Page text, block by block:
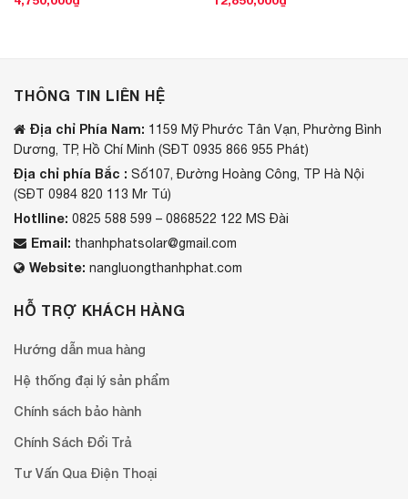
THÔNG TIN LIÊN HỆ
Địa chỉ Phía Nam: 1159 Mỹ Phước Tân Vạn, Phường Bình
Dương, TP, Hồ Chí Minh (SĐT 0935 866 955 Phát)
Địa chỉ phía Bắc : Số107, Đường Hoàng Công, TP Hà Nội
(SĐT 0984 820 113 Mr Tú)
Hotlline: 0825 588 599 – 0868522 122 MS Đài
Email: thanhphatsolar@gmail.com
Website: nangluongthanhphat.com
HỖ TRỢ KHÁCH HÀNG
Hướng dẫn mua hàng
Hệ thống đại lý sản phẩm
Chính sách bảo hành
Chính Sách Đổi Trả
Tư Vấn Qua Điện Thoại